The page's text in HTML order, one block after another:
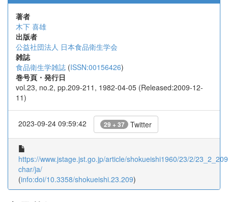
著者
木下 喜雄
出版者
公益社団法人 日本食品衛生学会
雑誌
食品衛生学雑誌 (ISSN:00156426)
巻号頁・発行日
vol.23, no.2, pp.209-211, 1982-04-05 (Released:2009-12-
11)
2023-09-24 09:59:42 29 + 37 Twitter
https://www.jstage.jst.go.jp/article/shokueishi1960/23/2/
char/ja/
(info:doi/10.3358/shokueishi.23.209)